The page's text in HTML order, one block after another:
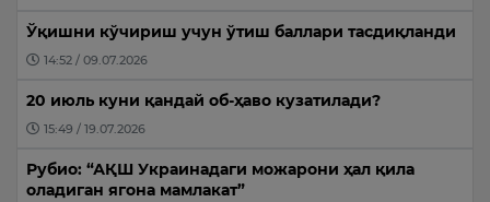
Ўқишни кўчириш учун ўтиш баллари тасдиқланди
14:52 / 09.07.2026
20 июль куни қандай об-ҳаво кузатилади?
15:49 / 19.07.2026
Рубио: “АҚШ Украинадаги можарони ҳал қила
оладиган ягона мамлакат”